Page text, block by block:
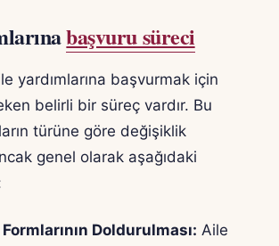
başvuru süreci
yardımlarına başvurmak için
belirli bir süreç vardır. Bu
türüne göre değişiklik
genel olarak aşağıdaki
Doldurulması: Aile